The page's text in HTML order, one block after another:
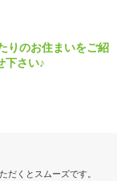
りのお住まいをご紹
下さい♪
だくとスムーズです。